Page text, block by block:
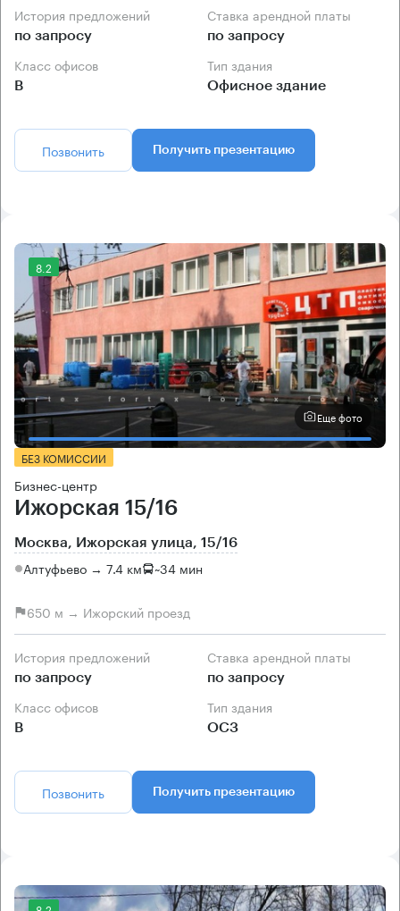
История предложений
по запросу
Ставка арендной платы
по запросу
Класс офисов
B
Тип здания
Офисное здание
Позвонить Получить презентацию
8.2
Еще фото
БЕЗ КОМИССИИ
Бизнес-центр
Ижорская 15/16
Москва, Ижорская улица, 15/16
Алтуфьево → 7.4 км ~34 мин
650 м → Ижорский проезд
История предложений
по запросу
Ставка арендной платы
по запросу
Класс офисов
B
Тип здания
ОСЗ
Позвонить Получить презентацию